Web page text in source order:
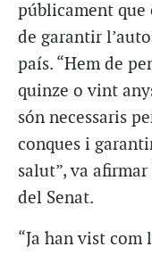
públicament que
de garantir
país. “Hem de
quinze o vint
són necessaris
conques i
salut”, va
del Senat.
“Ja han vist